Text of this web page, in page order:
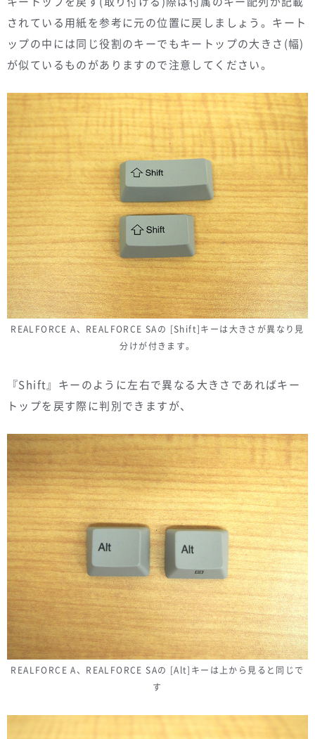
されている用紙を参考に元の位置に戻しましょう。キート
ップの中には同じ役割のキーでもキートップの大きさ(幅)
が似ているものがありますので注意してください。
REALFORCE A、REALFORCE SAの [Shift]キーは大きさが異なり見
分けが付きます。
『Shift』キーのように左右で異なる大きさであればキー
トップを戻す際に判別できますが、
REALFORCE A、REALFORCE SAの [Alt]キーは上から見ると同じで
す